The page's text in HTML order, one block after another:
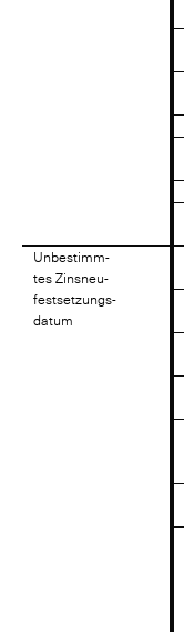
Unbestimm-
tes Zinsneu-
festsetzungs-
datum
Unbestimm-
tes Zinsneu-
festsetzungs-
datum